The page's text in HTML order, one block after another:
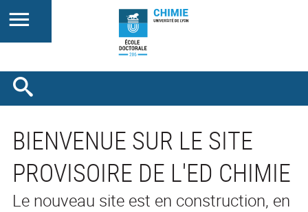
BIENVENUE SUR LE SITE
PROVISOIRE DE L'ED CHIMIE
Le nouveau site est en construction, en